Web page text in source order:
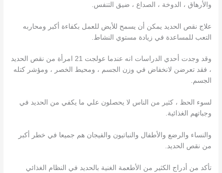
والأرهاق ، الدوخة ، الصداع ، ضيق التنفس.
علاج نقص الحديد يمكن أن يسمح للأيض للعمل بكفاءة أكبر ومحاربه
التعب للمساعدة في زيادة مستوي النشاط.
وقد وجدت أحدي الدراسات انه عندما عولجت 21 امرأة من نقص الحديد
، فقد تعرضن لانخفاض في وزن الجسم ، ومحيط الخصر ، ومؤشر كتله
الجسم.
لسوء الحظ ، كثير من الناس لا يحصلون علي ما يكفي من الحديد في
وجباتهم الغذائية.
والنساء والرضع والأطفال والنباتيون والفيجان هم جميعا في خطر أكبر
من نقص الحديد.
تأكد من أدراج الكثير من الأطعمة الغنية بالحديد في النظام الغذائي